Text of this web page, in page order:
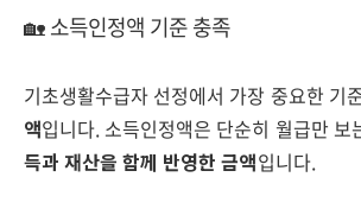
🏡 소득인정액 기준 충족
기초생활수급자 선정에서 가장 중요한 기
액입니다. 소득인정액은 단순히 월급만
득과 재산을 함께 반영한 금액입니다.